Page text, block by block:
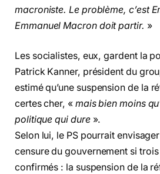
macroniste. Le problème, c’est
Emmanuel Macron doit partir. »
Les socialistes, eux, gardent la
Patrick Kanner, président du
estimé qu’une suspension de la
certes cher, « mais bien moins
politique qui dure ».
Selon lui, le PS pourrait
censure du gouvernement si
confirmés : la suspension de la